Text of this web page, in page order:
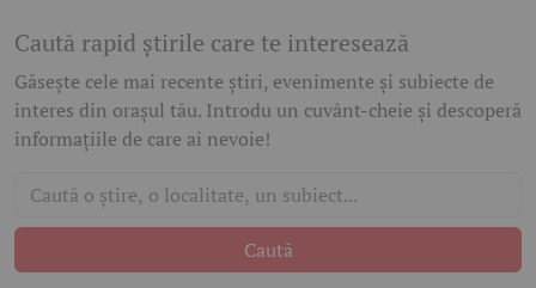
Caută rapid știrile care te interesează
Găsește cele mai recente știri, evenimente și subiecte de
interes din orașul tău. Introdu un cuvânt-cheie și descoperă
informațiile de care ai nevoie!
Caută